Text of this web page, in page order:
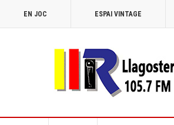
EN JOC ESPAI VINTAGE